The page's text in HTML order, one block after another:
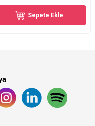
Sepete Ekle